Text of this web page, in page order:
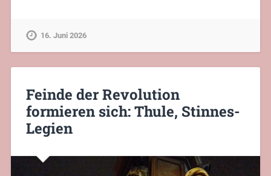
16. Juni 2026
Feinde der Revolution
formieren sich: Thule, Stinnes-
Legien